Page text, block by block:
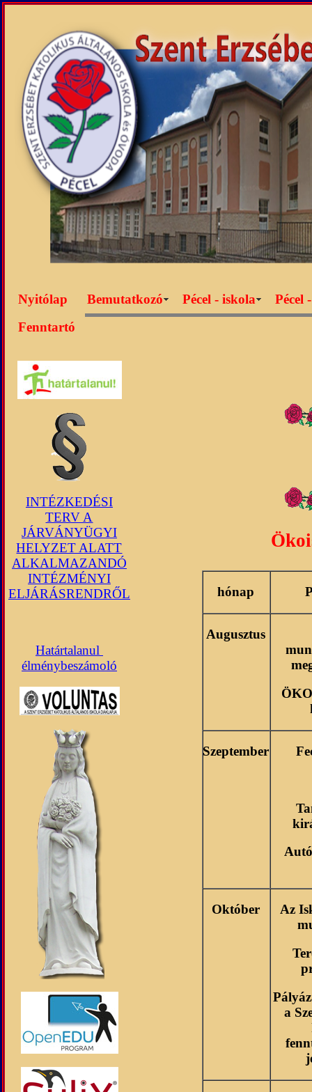
Nyitólap Bemutatkozó Pécel - iskola
Pécel
Fenntartó
INTÉZKEDÉSI
TERV A
JÁRVÁNYÜGYI
HELYZET ALATT
ALKALMAZANDÓ
INTÉZMÉNYI
ELJÁRÁSRENDRŐL
Határtalanul
élménybeszámoló
hónap
Augusztus
Szeptember
Október
Az
a